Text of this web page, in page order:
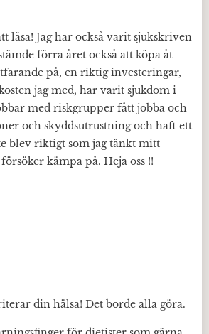
läsa! Jag har också varit sjukskriven
förra året också att köpa åt
på, en riktig investeringar,
jag med, har varit sjukdom i
med riskgrupper fått jobba och
och skyddsutrustning och haft ett
blev riktigt som jag tänkt mitt
kämpa på. Heja oss !!
din hälsa! Det borde alla göra.